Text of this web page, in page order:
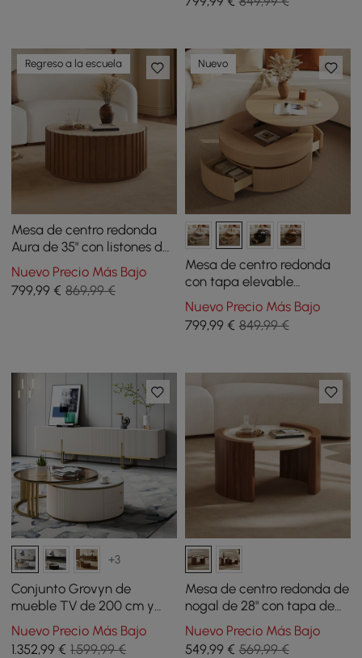
Regreso a la escuela
Mesa de centro redonda
Aura de 35" con listones de
madera de fresno y
cubierta de piedra
sinterizada
Nuevo Precio Más Bajo
799,99 € 869,99 €
Nuevo
Mesa de centro redonda
con tapa elevable
acanalada de 81 cm y 2
cajones
Nuevo Precio Más Bajo
799,99€ 849,99 €
+3
Conjunto Grovyn de
mueble TV de 200 cm y
mesa de centro anidable
redonda en color
Nuevo Precio Más Bajo
1.352,99 € 1.599,99 €
Mesa de centro redonda de
nogal de 28" con tapa de
travertino
Nuevo Precio Más Bajo
549,99€ 569,99 €